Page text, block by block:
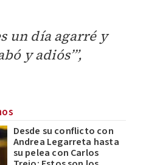
un día agarré y
y adiós’”,
Desde su conflicto con
Andrea Legarreta hasta
su pelea con Carlos